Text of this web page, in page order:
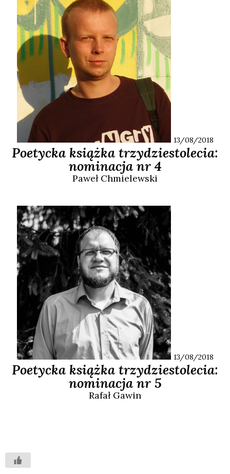
13/08/2018
Poetycka książka trzydziestolecia:
nominacja nr 4
PawełChmielewski
13/08/2018
Poetycka książka trzydziestolecia:
nominacja nr 5
RafałGawin